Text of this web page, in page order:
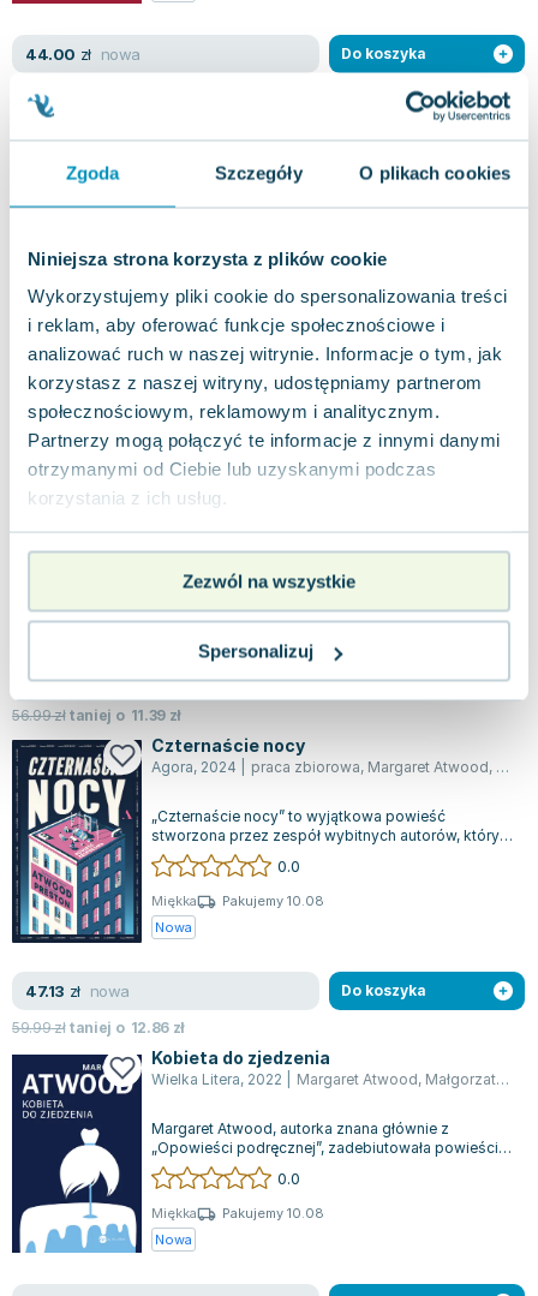
Zgoda Szczegóły O plikach cookies
Niniejsza strona korzysta z plików cookie
Wykorzystujemy pliki cookie do spersonalizowania treści
i reklam, aby oferować funkcje społecznościowe i
analizować ruch w naszej witrynie. Informacje o tym, jak
korzystasz z naszej witryny, udostępniamy partnerom
społecznościowym, reklamowym i analitycznym.
Partnerzy mogą połączyć te informacje z innymi danymi
otrzymanymi od Ciebie lub uzyskanymi podczas
korzystania z ich usług.
Zezwól na wszystkie
Spersonalizuj
44.00 zł nowa Do koszyka
Wielka Litera,2024| Margaret Atwood
Atwood ponownie wprowadza nas do świata
Nowa
38.42zł nowa
zł taniej o 11.57
Do koszyka
Testamenty
Wielka Litera Margaret Atwood
Powieść "Testamenty" autorstwa Margaret Atwood,
0.0
Miękka
Pakujemy 10.08
Nowa
45.60zł nowa
56.99złtaniej o 11.39 zł
Do koszyka
Czternaście nocy
Agora, 2024 praca zbiorowa, Margaret Atwood,
„Czternaście nocy” to wyjątkowa powieść
stworzona przez zespół wybitnych autorów, którym
przewodzą Margaret Atwood i Douglas Prest...
0.0
Miękka
Pakujemy 10.08
Nowa
47.13 zł nowa
59.99złtaniej o 12.86 zł
Do koszyka
Kobieta do zjedzenia
Wielka Litera, 2022 Margaret Atwood, Małgorzata Staflej
Margaret Atwood, autorka znana głównie z
„Opowieści podręcznej”, zadebiutowała powieścią,
która zyskała uznanie krytyków i czyteln...
0.0
Miękka
Pakujemy 10.08
Nowa